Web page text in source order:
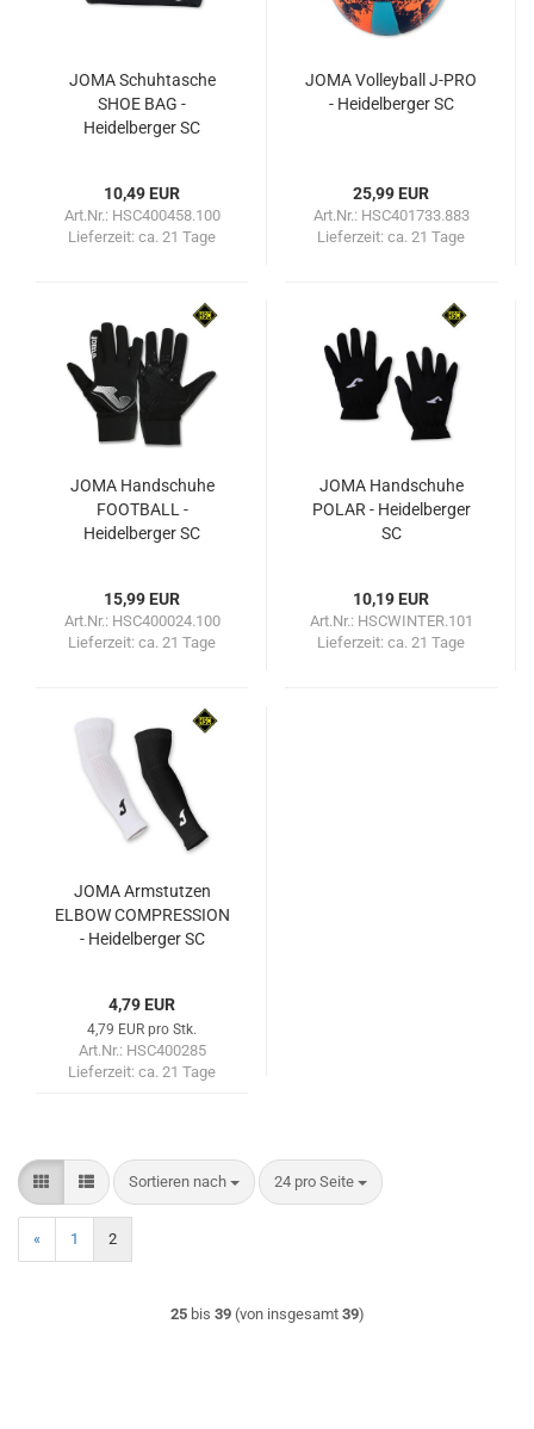
JOMA Schuhtasche
SHOE BAG -
Heidelberger SC
10,49 EUR
Art.Nr.: HSC400458.100
Lieferzeit: ca. 21 Tage
JOMA Volleyball J-PRO
- Heidelberger SC
25,99 EUR
Art.Nr.: HSC401733.883
Lieferzeit: ca. 21 Tage
JOMA Handschuhe
FOOTBALL -
Heidelberger SC
15,99 EUR
Art.Nr.: HSC400024.100
Lieferzeit: ca. 21 Tage
JOMA Handschuhe
POLAR - Heidelberger
SC
10,19 EUR
Art.Nr.: HSCWINTER.101
Lieferzeit: ca. 21 Tage
JOMA Armstutzen
ELBOW COMPRESSION
- Heidelberger SC
4,79 EUR
4,79 EUR pro Stk.
Art.Nr.: HSC400285
Lieferzeit: ca. 21 Tage
Sortieren nach
Sortieren nach 24 pro Seite
pro Seite
« 1 2
25bis 39(von insgesamt 39)